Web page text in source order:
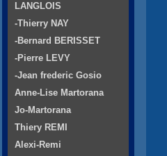
LANGLOIS
-Thierry NAY
-Bernard BERISSET
-Pierre LEVY
-Jean frederic Gosio
Anne-Lise Martorana
Jo-Martorana
Thiery REMI
Alexi-Remi